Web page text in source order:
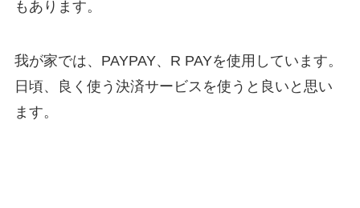
もあります。
我が家では、PAYPAY、R PAYを使用しています。
日頃、良く使う決済サービスを使うと良いと思い
ます。